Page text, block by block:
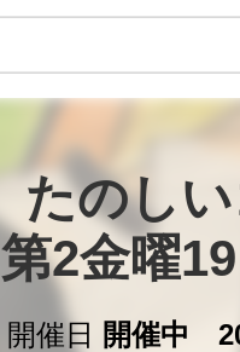
たのし
第2金曜
開催日
開催中